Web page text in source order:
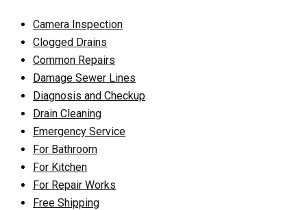
Camera Inspection
Clogged Drains
Common Repairs
Damage Sewer Lines
Diagnosis and Checkup
Drain Cleaning
Emergency Service
For Bathroom
For Kitchen
For Repair Works
Free Shipping